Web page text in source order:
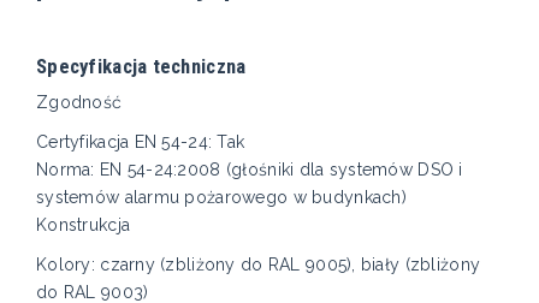
Specyfikacja techniczna
Zgodność
Certyfikacja EN 54-24: Tak
Norma: EN 54-24:2008 (głośniki dla systemów DSO i
systemów alarmu pożarowego w budynkach)
Konstrukcja
Kolory: czarny (zbliżony do RAL 9005), biały (zbliżony
do RAL 9003)